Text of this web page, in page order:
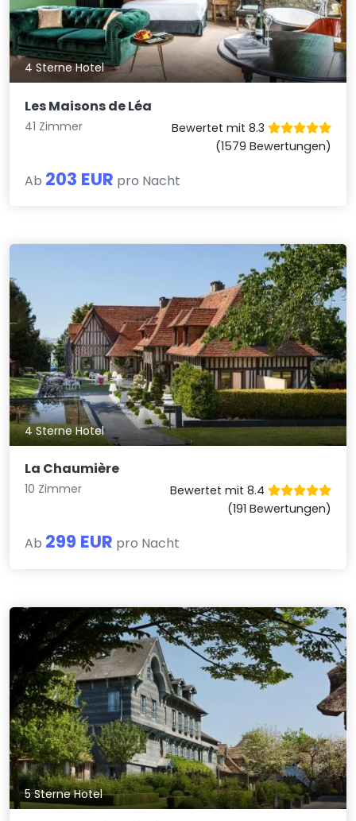
4 Sterne Hotel
Les Maisons de Léa
41 Zimmer
Bewertet mit 8.3
(1579 Bewertungen)
Ab 203 EUR pro Nacht
4 Sterne Hotel
La Chaumière
10 Zimmer
Bewertet mit 8.4
(191 Bewertungen)
Ab 299 EUR pro Nacht
5 Sterne Hotel